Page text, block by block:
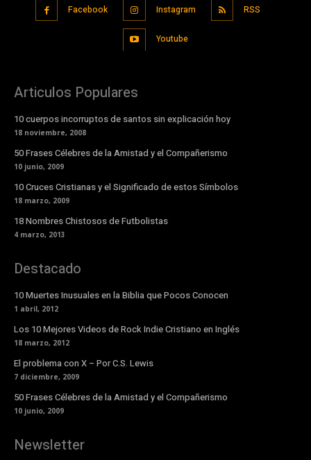
Facebook Instagram RSS
Youtube
Articulos Populares
10 cuerpos incorruptos de santos sin explicación hoy
18 noviembre, 2008
50 Frases Célebres de la Amistad y el Compañerismo
10 junio, 2009
10 Cruces Cristianas y el Significado de estos Símbolos
18 marzo, 2009
18 Nombres Chistosos de Futbolistas
4 marzo, 2013
Destacado
10 Muertes Inusuales en la Biblia que Pocos Conocen
1 abril, 2012
Los 10 Mejores Videos de Rock Indie Cristiano en Inglés
18 marzo, 2012
El problema con X – Por C.S. Lewis
7 diciembre, 2009
50 Frases Célebres de la Amistad y el Compañerismo
10 junio, 2009
Newsletter